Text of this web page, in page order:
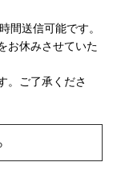
間送信可能です。
お休みさせていた
。ご了承くださ